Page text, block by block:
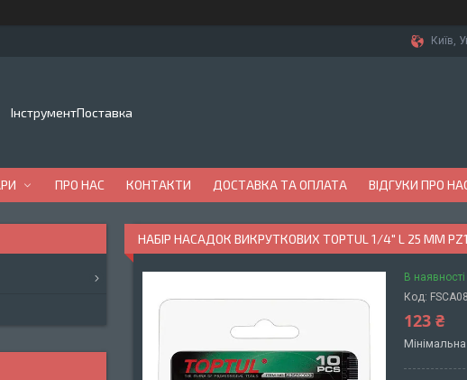
Київ,
ІнструментПоставка
ПРО НАС КОНТАКТИ ДОСТАВКА ТА ОПЛАТА ВІДГУКИ ПРО
НАБІР НАСАДОК ВИКРУТКОВИХ TOPTUL 1/4" L 25 ММ PZ1
В наявності
Код:
123 ₴